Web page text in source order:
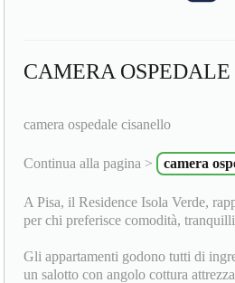
CAMERA
camera ospedale cisanello
Continua alla pagina > camera
A Pisa, il Residence Isola Verde,
per chi preferisce comodità,
Gli appartamenti godono tutti di
un salotto con angolo cottura